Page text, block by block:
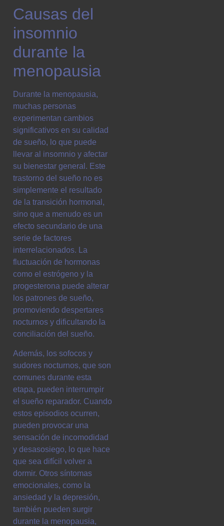
Causas del
insomnio
durante la
menopausia
Durante la menopausia,
muchas personas
experimentan cambios
significativos en su calidad
de sueño, lo que puede
llevar al insomnio y afectar
su bienestar general. Este
trastorno del sueño no es
simplemente el resultado
de la transición hormonal,
sino que a menudo es un
efecto secundario de una
serie de factores
interrelacionados. La
fluctuación de hormonas
como el estrógeno y la
progesterona puede alterar
los patrones de sueño,
promoviendo despertares
nocturnos y dificultando la
conciliación del sueño.
Además, los sofocos y
sudores nocturnos, que son
comunes durante esta
etapa, pueden interrumpir
el sueño reparador. Cuando
estos episodios ocurren,
pueden provocar una
sensación de incomodidad
y desasosiego, lo que hace
que sea difícil volver a
dormir. Otros síntomas
emocionales, como la
ansiedad y la depresión,
también pueden surgir
durante la menopausia,